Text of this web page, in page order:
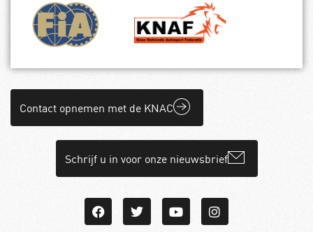
Contact opnemen met de KNAC
Schrijf u in voor onze nieuwsbrief